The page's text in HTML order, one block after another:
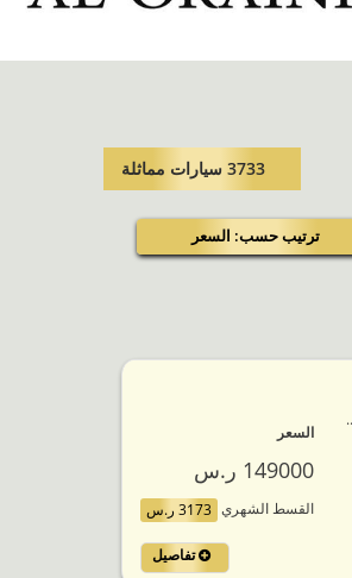
3733 سيارات مماثلة​
ترتيب حسب: السعر
السعر
149000 ر.س
القسط الشهري 3173 ر.س
تفاصيل